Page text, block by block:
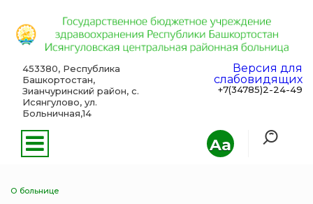
Aa
453380, Республика
Башкортостан,
Зианчуринский район, с.
Исянгулово, ул.
Больничная,14
Версия для
слабовидящих
+7(34785)2-24-49
О больнице